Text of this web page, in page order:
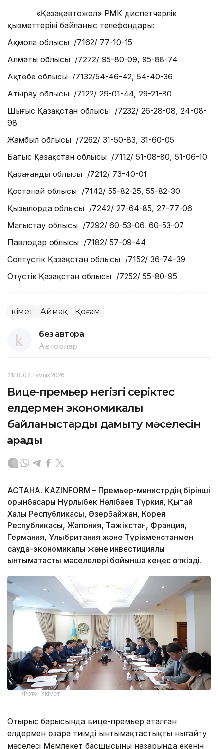
«Қазақавтожол» РМК диспетчерлік
қызметтерінің байланыс телефондары:
Ақмола облысы /7162/ 77-10-15
Алматы облысы /7272/ 95-80-09, 95-88-74
Ақтөбе облысы /7132/54-46-42, 54-40-36
Атырау облысы /7122/ 29-01-44, 29-21-80
Шығыс Қазақстан облысы /7232/ 26-28-08, 24-08-
98
Жамбыл облысы /7262/ 31-50-83, 31-60-05
Батыс Қазақстан облысы /7112/ 51-08-80, 51-06-10
Қарағанды облысы /7212/ 73-40-01
Қостанай облысы /7142/ 55-82-25, 55-82-30
Қызылорда облысы /7242/ 27-64-85, 27-77-06
Маңғыстау облысы /7292/ 60-53-06, 60-53-07
Павлодар облысы /7182/ 57-09-44
Солтүстік Қазақстан облысы /7152/ 36-74-39
Оңтүстік Қазақстан облысы /7252/ 55-80-95
Үкімет Аймақ Қоғам
без автора
Авторлар
21:18, 07 Тамыз 2026
Вице-премьер негізгі серіктес
елдермен экономикалық
байланыстарды дамыту мәселесін
қарады
АСТАНА. KAZINFORM – Премьер-министрдің бірінші
орынбасары Нұрлыбек Нәлібаев Түркия, Қытай
Халық Республикасы, Әзербайжан, Корея
Республикасы, Жапония, Тәжікстан, Франция,
Германия, Ұлыбритания және Түрікменстанмен
сауда-экономикалық және инвестициялық
ынтымақтастық мәселелері бойынша кеңес өткізді.
Фото: Үкімет
Отырыс барысында вице-премьер аталған
елдермен өзара тиімді ынтымақтастықты нығайту
мәселесі Мемлекет басшысының назарында екенін